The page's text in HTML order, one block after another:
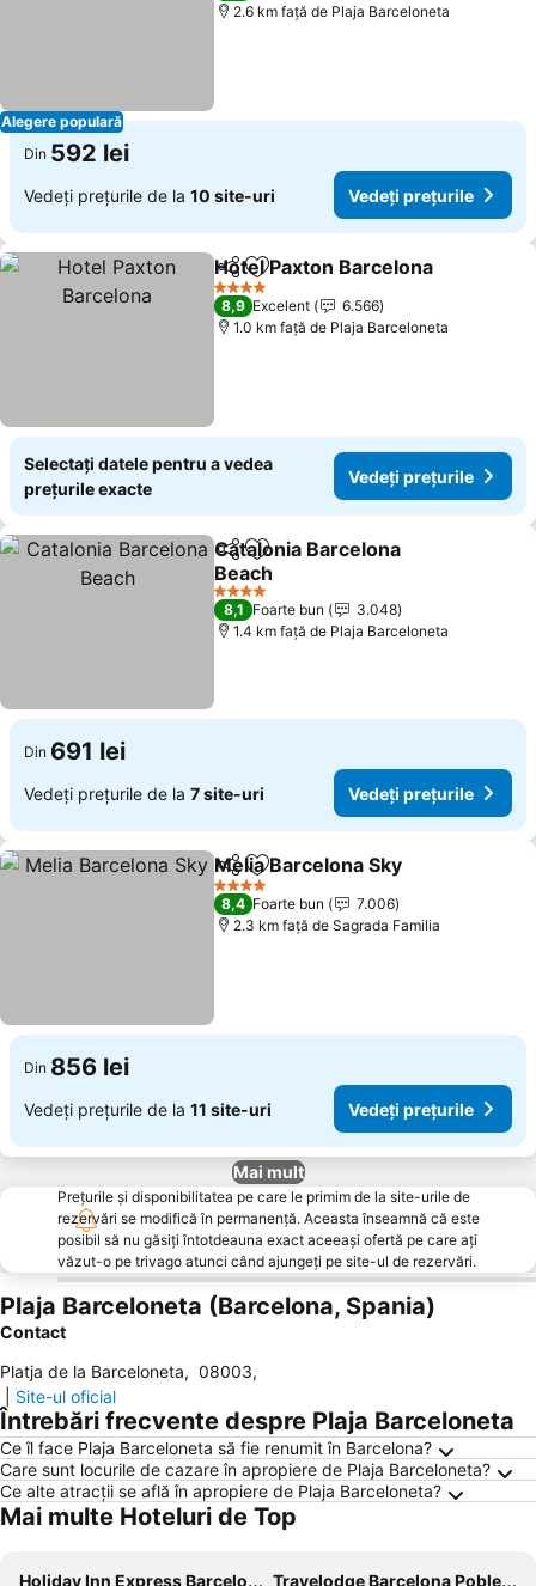
Alegere populară
2.6 km faţă de Plaja Barceloneta
Din 592 lei
Vedeți prețurile de la 10 site-uri Vedeți prețurile
DistribuițiAdăugaţi la favorite
Hotel Paxton Barcelona
4 Stele
8,9 Excelent
6.566
1.0 km faţă de Plaja Barceloneta
Selectați datele pentru a vedea
prețurile exacte
Vedeți prețurile
DistribuițiAdăugaţi la favorite
Catalonia Barcelona
Beach
4 Stele
8,1 Foarte bun
3.048
1.4 km faţă de Plaja Barceloneta
Din 691 lei
Vedeți prețurile de la 7 site-uri Vedeți prețurile
DistribuițiAdăugaţi la favorite
Melia Barcelona Sky
4 Stele
8,4 Foarte bun
7.006
2.3 km faţă de Sagrada Familia
Din 856 lei
Vedeți prețurile de la 11 site-uri Vedeți prețurile
Mai mult
Prețurile și disponibilitatea pe care le primim de la site-urile de
rezervări se modifică în permanență. Aceasta înseamnă că este
posibil să nu găsiți întotdeauna exact aceeași ofertă pe care ați
văzut-o pe trivago atunci când ajungeți pe site-ul de rezervări.
Plaja Barceloneta (Barcelona, Spania)
Contact
Platja de la Barceloneta, 08003,
Site-ul oficial
Întrebări frecvente despre Plaja Barceloneta
Ce îl face Plaja Barceloneta să fie renumit în Barcelona?
Care sunt locurile de cazare în apropiere de Plaja Barceloneta?
Ce alte atracții se află în apropiere de Plaja Barceloneta?
Mai multe Hoteluri de Top
Holiday Inn Express Barcelona - City 22@ By Ihg
Travelodge Barcelona Poblenou